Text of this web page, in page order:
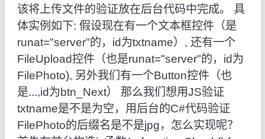
该将上传文件的验证放在后台代码中完成。 具
体实例如下: 假设现在有一个文本框控件（是
runat="server"的，id为txtname）, 还有一个
FileUpload控件（也是runat="server"的，id为
FilePhoto), 另外我们有一个Button控件（也
是...,id为btn_Next） 那么我们想用JS验证
txtname是不是为空，用后台的C#代码验证
FilePhoto的后缀名是不是jpg，怎么实现呢？